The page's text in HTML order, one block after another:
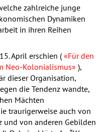
zahlreiche junge
Dynamiken
in ihren Reihen
April erschien («Für den
Neo-Kolonialismus» ),
dieser Organisation,
die Tendenz wandte,
Mächten
traurigerweise auch von
und von anderen Gebilden